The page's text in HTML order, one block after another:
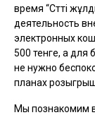
время “Сәтті
деятельность
электронных
500 тенге, а для
не нужно
планах
Мы познакомим